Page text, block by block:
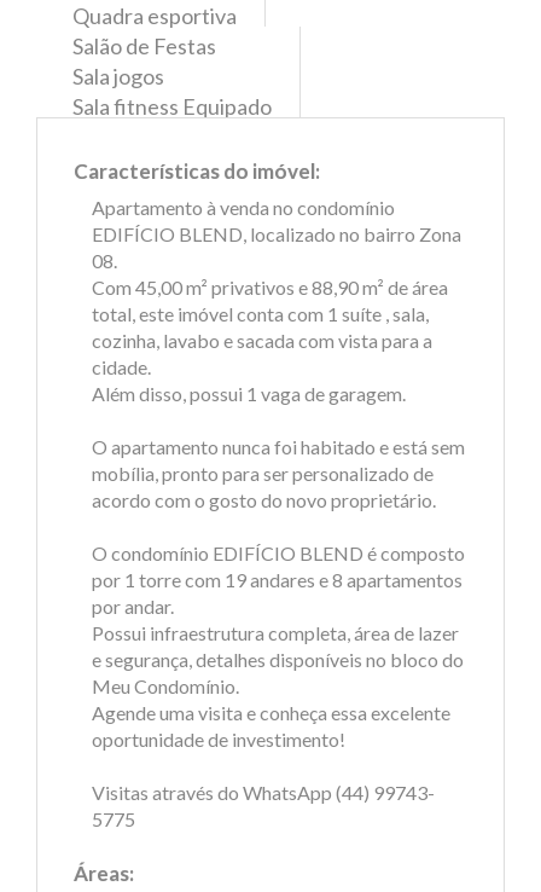
Quadra esportiva
Salão de Festas
Sala jogos
Sala fitness Equipado
Características do imóvel:
Apartamento à venda no condomínio
EDIFÍCIO BLEND, localizado no bairro Zona
08.
Com 45,00 m² privativos e 88,90 m² de área
total, este imóvel conta com 1 suíte , sala,
cozinha, lavabo e sacada com vista para a
cidade.
Além disso, possui 1 vaga de garagem.
O apartamento nunca foi habitado e está sem
mobília, pronto para ser personalizado de
acordo com o gosto do novo proprietário.
O condomínio EDIFÍCIO BLEND é composto
por 1 torre com 19 andares e 8 apartamentos
por andar.
Possui infraestrutura completa, área de lazer
e segurança, detalhes disponíveis no bloco do
Meu Condomínio.
Agende uma visita e conheça essa excelente
oportunidade de investimento!
Visitas através do WhatsApp (44) 99743-
5775
Áreas: